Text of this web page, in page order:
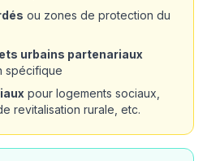
ou zones de protection du
urbains partenariaux
spécifique
pour logements sociaux,
revitalisation rurale, etc.